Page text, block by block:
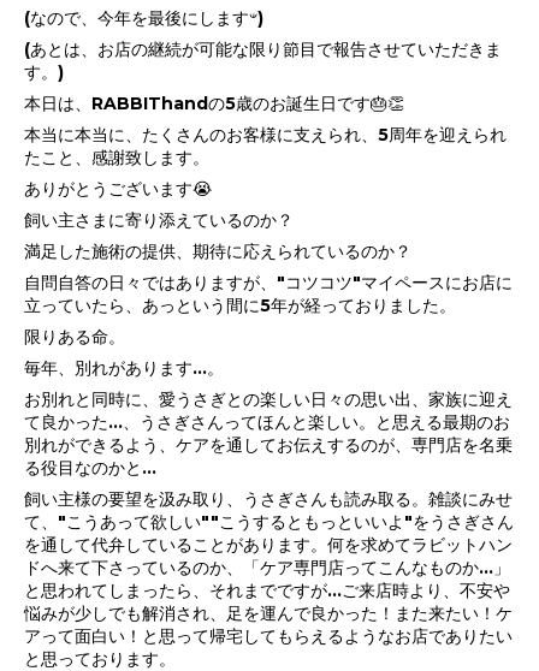
(なので、今年を最後にします𐤔)
(あとは、お店の継続が可能な限り節目で報告させていただきま
す。)
本日は、RABBIThandの5歳のお誕生日です🎂👏
本当に本当に、たくさんのお客様に支えられ、5周年を迎えられ
たこと、感謝致します。
ありがとうございます😭
飼い主さまに寄り添えているのか？
満足した施術の提供、期待に応えられているのか？
自問自答の日々ではありますが、"コツコツ"マイペースにお店に
立っていたら、あっという間に5年が経っておりました。
限りある命。
毎年、別れがあります...。
お別れと同時に、愛うさぎとの楽しい日々の思い出、家族に迎え
て良かった...、うさぎさんってほんと楽しい。と思える最期のお
別れができるよう、ケアを通してお伝えするのが、専門店を名乗
る役目なのかと...
飼い主様の要望を汲み取り、うさぎさんも読み取る。雑談にみせ
て、"こうあって欲しい""こうするともっといいよ"をうさぎさん
を通して代弁していることがあります。何を求めてラビットハン
ドへ来て下さっているのか、「ケア専門店ってこんなものか...」
と思われてしまったら、それまでですが...ご来店時より、不安や
悩みが少しでも解消され、足を運んで良かった！また来たい！ケ
アって面白い！と思って帰宅してもらえるようなお店でありたい
と思っております。